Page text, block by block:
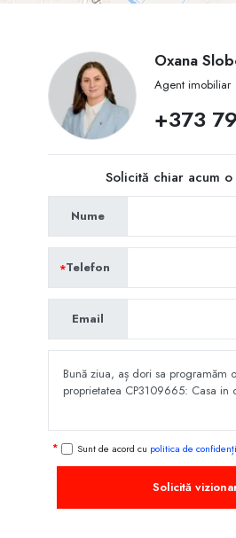
Oxana
Agent imobiliar
+373
Solicită chiar acum
Nume
Telefon
Email
Sunt de acord cu politica de
Solicită